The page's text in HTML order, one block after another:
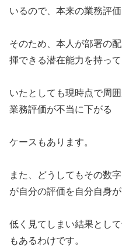
いるので、本来の業務評
そのため、本人が部署の
揮できる潜在能力を持って
いたとしても現時点で周
業務評価が不当に下がる
ケースもあります。
また、どうしてもその数
が自分の評価を自分自身が
低く見てしまい結果とし
もあるわけです。